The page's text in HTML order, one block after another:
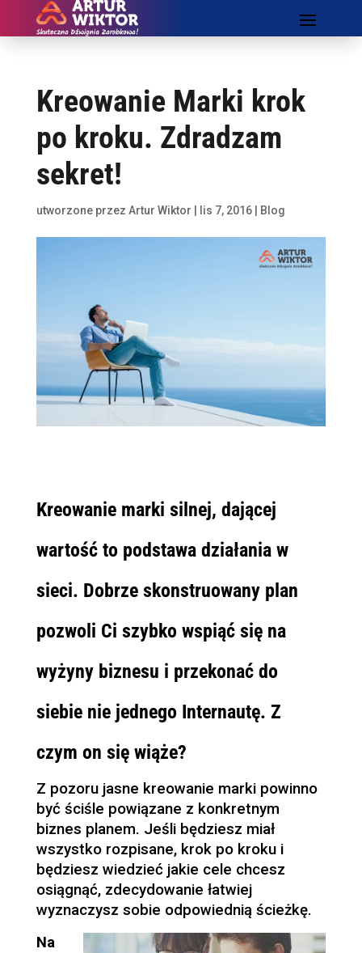
Kreowanie Marki krok
po kroku. Zdradzam
sekret!
utworzone przez Artur Wiktor lis 7, 2016| Blog
Kreowanie marki silnej, dającej
wartość to podstawa działania w
sieci. Dobrze skonstruowany plan
pozwoli Ci szybko wspiąć się na
wyżyny biznesu i przekonać do
siebie nie jednego Internautę. Z
czym on się wiąże?
Z pozoru jasne kreowanie marki powinno
być ściśle powiązane z konkretnym
biznes planem. Jeśli będziesz miał
wszystko rozpisane, krok po kroku i
będziesz wiedzieć jakie cele chcesz
osiągnąć, zdecydowanie łatwiej
wyznaczysz sobie odpowiednią ścieżkę.
Na